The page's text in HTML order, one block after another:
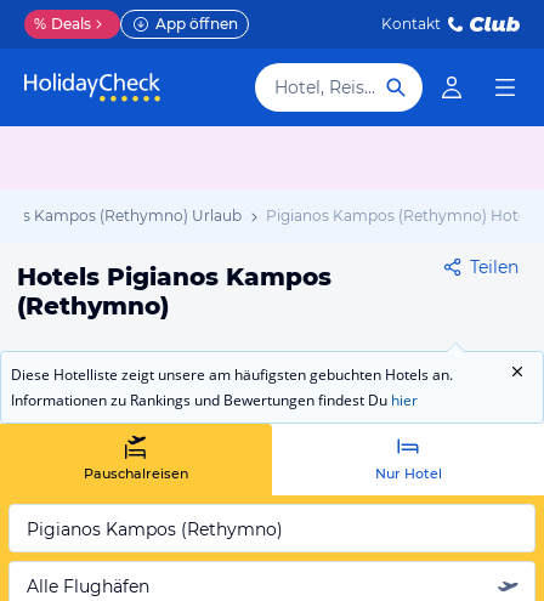
% Deals App öffnen Kontakt
Hotel, Reiseziel
Kampos (Rethymno) Urlaub Pigianos Kampos (Rethymno) Hotels
Hotels Pigianos Kampos
(Rethymno)
Teilen
Diese Hotelliste zeigt unsere am häufigsten gebuchten Hotels an.
Informationen zu Rankings und Bewertungen findest Du hier
Pauschalreisen Nur Hotel
Pigianos Kampos (Rethymno)
Alle Flughäfen